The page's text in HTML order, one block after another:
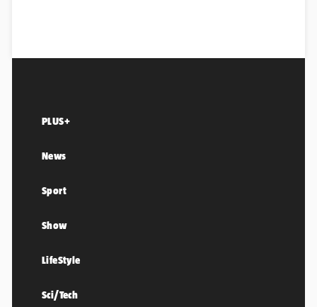
PLUS+
News
Sport
Show
LifeStyle
Sci/Tech